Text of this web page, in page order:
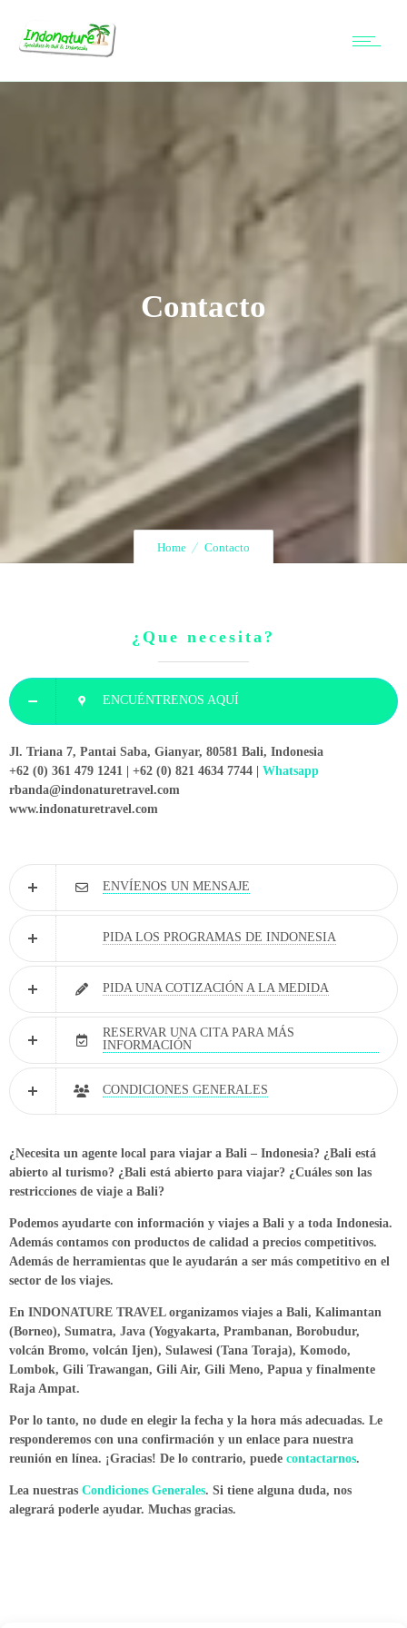
Contacto
Home Contacto
¿Que necesita?
ENCUÉNTRENOS AQUÍ
Jl. Triana 7, Pantai Saba, Gianyar, 80581 Bali, Indonesia
+62 (0) 361 479 1241 | +62 (0) 821 4634 7744 | Whatsapp
rbanda@indonaturetravel.com
www.indonaturetravel.com
ENVÍENOS UN MENSAJE
PIDA LOS PROGRAMAS DE INDONESIA
PIDA UNA COTIZACIÓN A LA MEDIDA
RESERVAR UNA CITA PARA MÁS
INFORMACIÓN
CONDICIONES GENERALES
¿Necesita un agente local para viajar a Bali – Indonesia? ¿Bali está
abierto al turismo? ¿Bali está abierto para viajar? ¿Cuáles son las
restricciones de viaje a Bali?
Podemos ayudarte con información y viajes a Bali y a toda Indonesia.
Además contamos con productos de calidad a precios competitivos.
Además de herramientas que le ayudarán a ser más competitivo en el
sector de los viajes.
En INDONATURE TRAVEL organizamos viajes a Bali, Kalimantan
(Borneo), Sumatra, Java (Yogyakarta, Prambanan, Borobudur,
volcán Bromo, volcán Ijen), Sulawesi (Tana Toraja), Komodo,
Lombok, Gili Trawangan, Gili Air, Gili Meno, Papua y finalmente
Raja Ampat.
Por lo tanto, no dude en elegir la fecha y la hora más adecuadas. Le
responderemos con una confirmación y un enlace para nuestra
reunión en línea. ¡Gracias! De lo contrario, puede contactarnos.
Lea nuestras Condiciones Generales. Si tiene alguna duda, nos
alegrará poderle ayudar. Muchas gracias.